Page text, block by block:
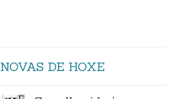
NOVAS DE HOXE